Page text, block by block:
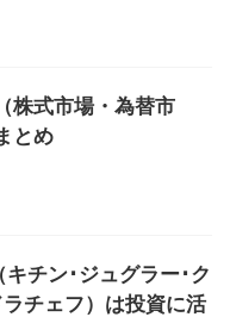
株式市場・為替市
とめ
チン･ジュグラー･ク
チェフ）は投資に活